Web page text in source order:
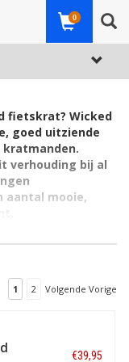
0
fietskrat? Wicked
goed uitziende
verhouding bij al
aantal mooie,
1 2 Volgende Vorige
€39,95